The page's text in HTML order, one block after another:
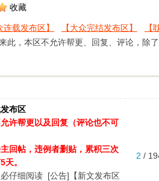
收藏
连载发布区】 【大众完结发布区】
【
此，本区不允许帮更、回复、评论，除
布区
许帮更以及回复（评论也不可
回帖，违例者删贴，累积三次
天。
仔细阅读 [公告]【新文发布区
2 /